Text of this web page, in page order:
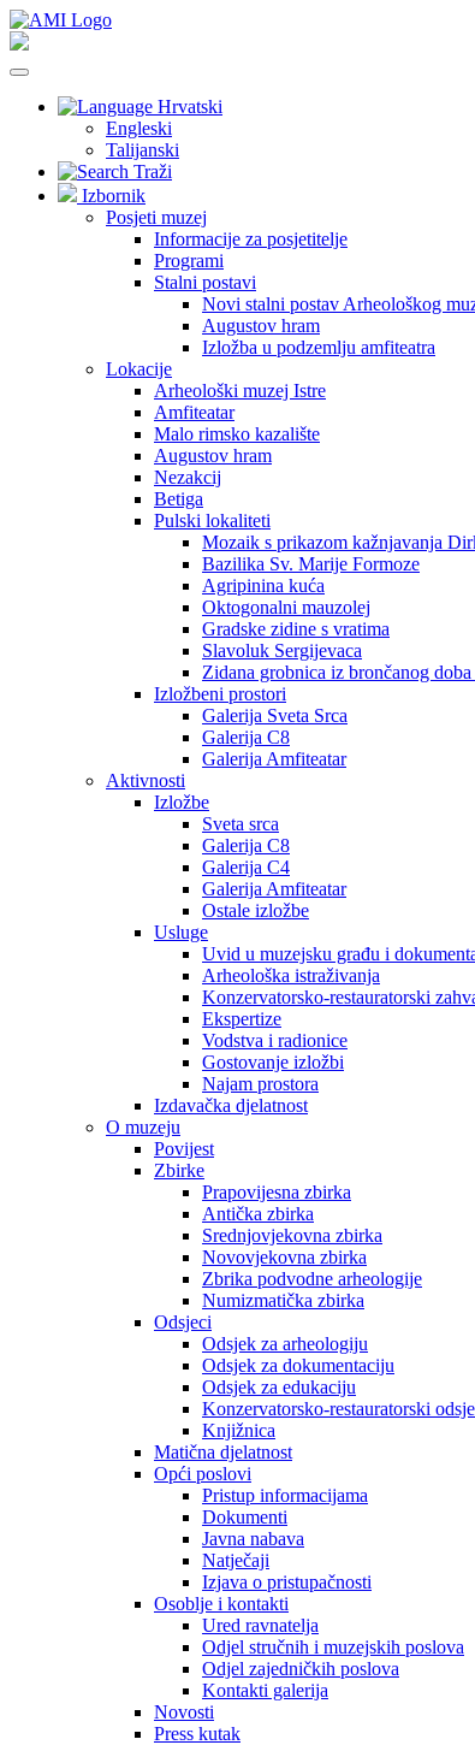
Hrvatski
Engleski
Talijanski
Traži
Izbornik
Posjeti muzej
Informacije za posjetitelje
Programi
Stalni postavi
Novi stalni postav Arheološkog
Augustov hram
Izložba u podzemlju amfiteatra
Lokacije
Arheološki muzej Istre
Amfiteatar
Malo rimsko kazalište
Augustov hram
Nezakcij
Betiga
Pulski lokaliteti
Mozaik s prikazom kažnjavanja
Bazilika Sv. Marije Formoze
Agripinina kuća
Oktogonalni mauzolej
Gradske zidine s vratima
Slavoluk Sergijevaca
Zidana grobnica iz brončanog
Izložbeni prostori
Galerija Sveta Srca
Galerija C8
Galerija Amfiteatar
Aktivnosti
Izložbe
Sveta srca
Galerija C8
Galerija C4
Galerija Amfiteatar
Ostale izložbe
Usluge
Uvid u muzejsku građu i
Arheološka istraživanja
Konzervatorsko-restauratorski
Ekspertize
Vodstva i radionice
Gostovanje izložbi
Najam prostora
Izdavačka djelatnost
O muzeju
Povijest
Zbirke
Prapovijesna zbirka
Antička zbirka
Srednjovjekovna zbirka
Novovjekovna zbirka
Zbrika podvodne arheologije
Numizmatička zbirka
Odsjeci
Odsjek za arheologiju
Odsjek za dokumentaciju
Odsjek za edukaciju
Konzervatorsko-restauratorski
Knjižnica
Matična djelatnost
Opći poslovi
Pristup informacijama
Dokumenti
Javna nabava
Natječaji
Izjava o pristupačnosti
Osoblje i kontakti
Ured ravnatelja
Odjel stručnih i muzejskih poslova
Odjel zajedničkih poslova
Kontakti galerija
Novosti
Press kutak